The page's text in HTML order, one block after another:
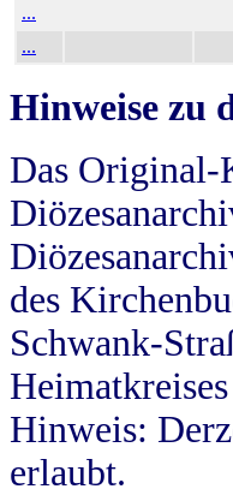
...
...
Hinweise zu
Das Original-
des
Schwank-
Hinweis:
erlaubt.